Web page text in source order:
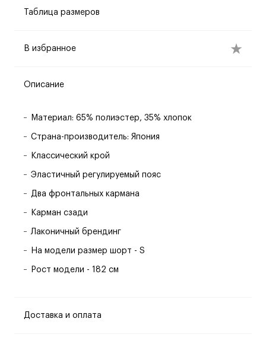
Таблица размеров
В избранное
Описание
Материал: 65% полиэстер, 35% хлопок
Страна-производитель: Япония
Классический крой
Эластичный регулируемый пояс
Два фронтальных кармана
Карман сзади
Лаконичный брендинг
На модели размер шорт - S
Рост модели - 182 см
Доставка и оплата